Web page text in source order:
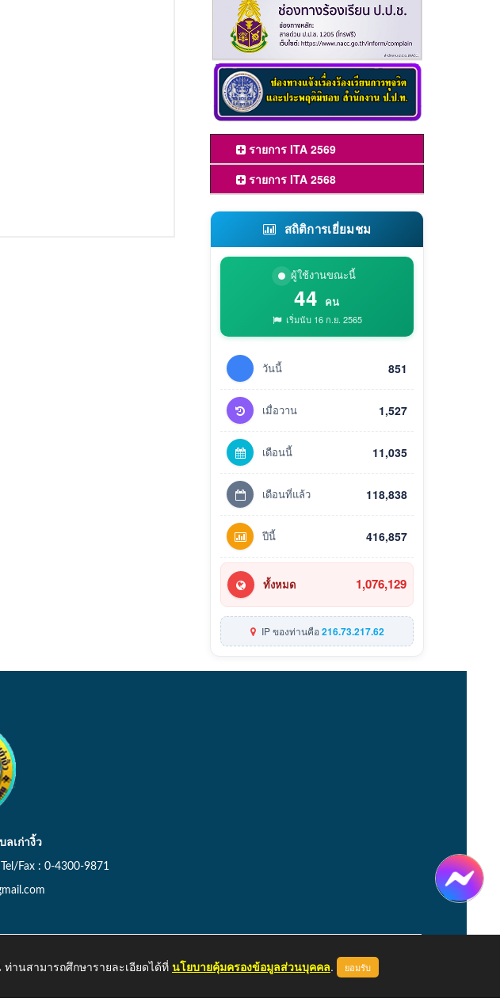
รายการ ITA 2569
รายการ ITA 2568
สถิติการเยี่ยมชม
ผู้ใช้งานขณะนี้
44 คน
เริ่มนับ 16 ก.ย. 2565
วันนี้ 851
เมื่อวาน 1,527
เดือนนี้ 11,035
เดือนที่แล้ว 118,838
ปีนี้ 416,857
ทั้งหมด 1,076,129
IP ของท่านคือ216.73.217.62
ลเก่างิ้ว
Fax : 0-4300-9871
หน้าแรก ผู้ดูแลระบบ
านสามารถศึกษารายละเอียดได้ที่ นโยบายคุ้มครองข้อมูลส่วนบุคคล. ยอมรับ